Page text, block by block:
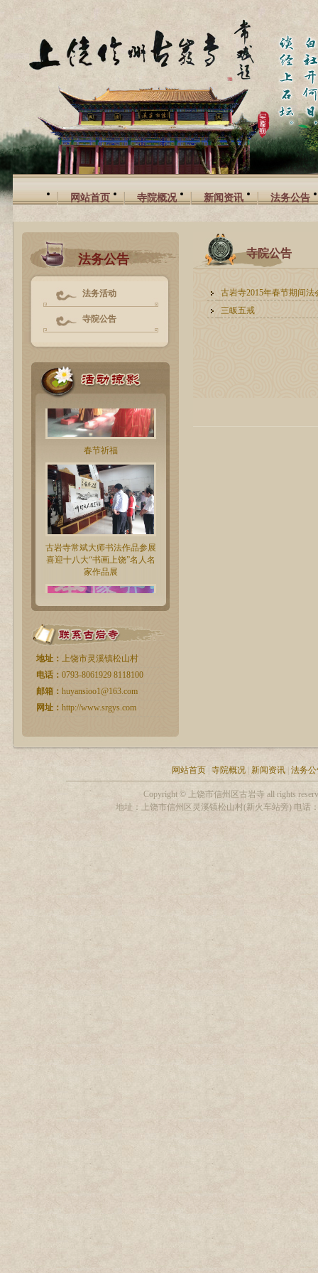
网站首页 寺院概况 新闻资讯 法务公告
法务公告
法务活动
寺院公告
春节祈福
古岩寺常斌大师书法作品参展
家作品展
古岩寺观音圣像开光法会现场
古岩寺观音圣像开光法会现场
地址： 上饶市灵溪镇松山村
电话： 0793-8061929 8118100
邮箱： huyansioo1@163.com
网址： http://www.srgys.com
寺院公告
古岩寺2015年春节期间法
三皈五戒
网站首页 寺院概况 新闻资讯 法务
Copyright © 上饶市信州区古岩寺 all rights
地址：上饶市信州区灵溪镇松山村(新火车站旁) 电话：